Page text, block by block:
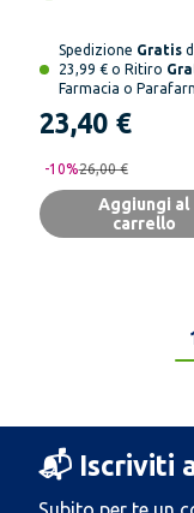
Spedizione Gratis
23,99 € o Ritiro
Farmacia o
23,40 €
-10%26,00 €
Aggiungi al
carrello
📬 Iscriviti